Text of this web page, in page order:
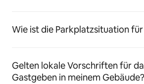
Wie ist die Parkplatzsituation
Gelten lokale Vorschriften für
Gastgeben in meinem Gebäude?